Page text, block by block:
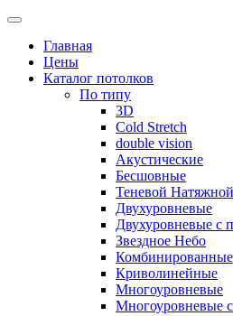
Skip
contentГлавная
Цены
Каталог потолков
По типу
3D
Cold Stretch
double vision
Акустические
Бесшовные
Теневой
Двухуровневые
Двухуровневые с
Звездное Небо
Комбинированные
Криволинейные
Многоуровневые
Многоуровневые